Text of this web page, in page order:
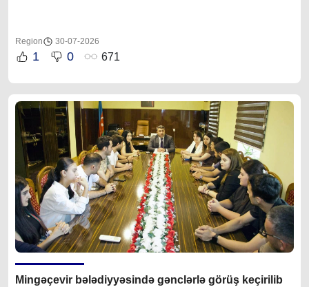
Region 30-07-2026
1 0 671
Mingəçevir bələdiyyəsində gənclərlə görüş keçirilib